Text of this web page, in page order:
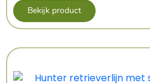
Bekijk product